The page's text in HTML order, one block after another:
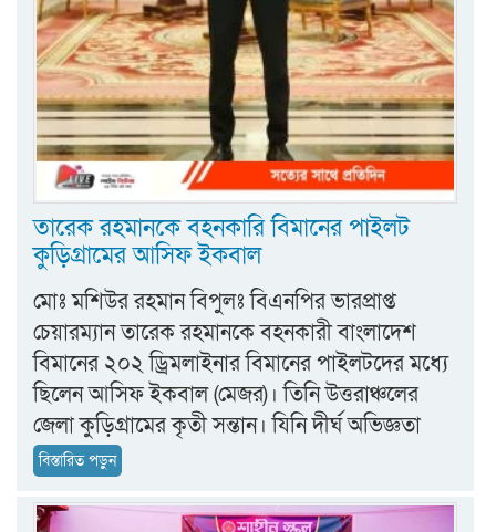
তারেক রহমানকে বহনকারি বিমানের পাইলট
কুড়িগ্রামের আসিফ ইকবাল
মোঃ মশিউর রহমান বিপুলঃ বিএনপির ভারপ্রাপ্ত
চেয়ারম্যান তারেক রহমানকে বহনকারী বাংলাদেশ
বিমানের ২০২ ড্রিমলাইনার বিমানের পাইলটদের মধ্যে
ছিলেন আসিফ ইকবাল (মেজর)। তিনি উত্তরাঞ্চলের
জেলা কুড়িগ্রামের কৃতী সন্তান। যিনি দীর্ঘ অভিজ্ঞতা
বিস্তারিত পড়ুন